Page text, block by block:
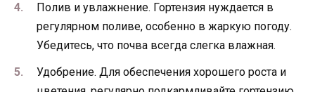
Полив и увлажнение. Гортензия нуждается в
регулярном поливе, особенно в жаркую погоду.
Убедитесь, что почва всегда слегка влажная.
Удобрение. Для обеспечения хорошего роста и